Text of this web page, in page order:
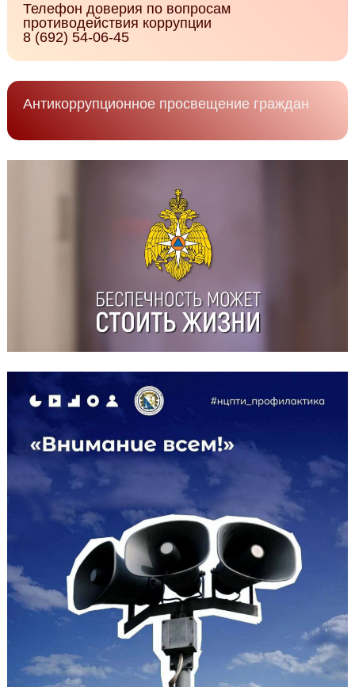
Телефон доверия по вопросам
противодействия коррупции
8 (692) 54-06-45
Антикоррупционное просвещение граждан